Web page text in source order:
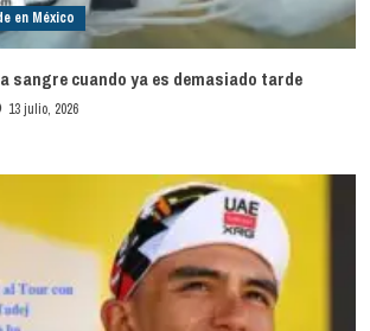
en México
sangre cuando ya es demasiado tarde
13 julio, 2026